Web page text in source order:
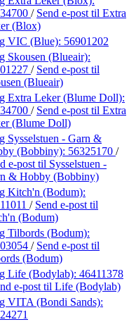
/ Send e-post til Extra
(Blox)
VIC (Blue): 56901202
Skousen (Blueair):
/ Send e-post til
(Blueair)
Extra Leker (Blume Doll):
/ Send e-post til Extra
(Blume Doll)
Sysselstuen - Garn &
(Bobbiny): 56325170 /
e-post til Sysselstuen -
& Hobby (Bobbiny)
Kitch'n (Bodum):
/ Send e-post til
(Bodum)
Tilbords (Bodum):
/ Send e-post til
(Bodum)
Life (Bodylab): 46411378
e-post til Life (Bodylab)
VITA (Bondi Sands):